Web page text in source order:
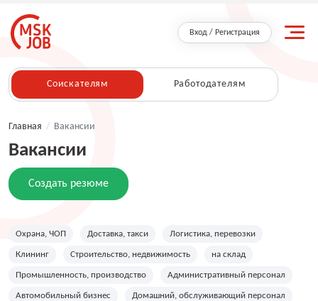
Вход / Регистрация
Соискателям Работодателям
Главная / Вакансии
Вакансии
Создать резюме
Охрана, ЧОП Доставка, такси Логистика, перевозки
Клининг Строительство, недвижимость на склад
Промышленность, производство Административный персонал
Автомобильный бизнес Домашний, обслуживающий персонал